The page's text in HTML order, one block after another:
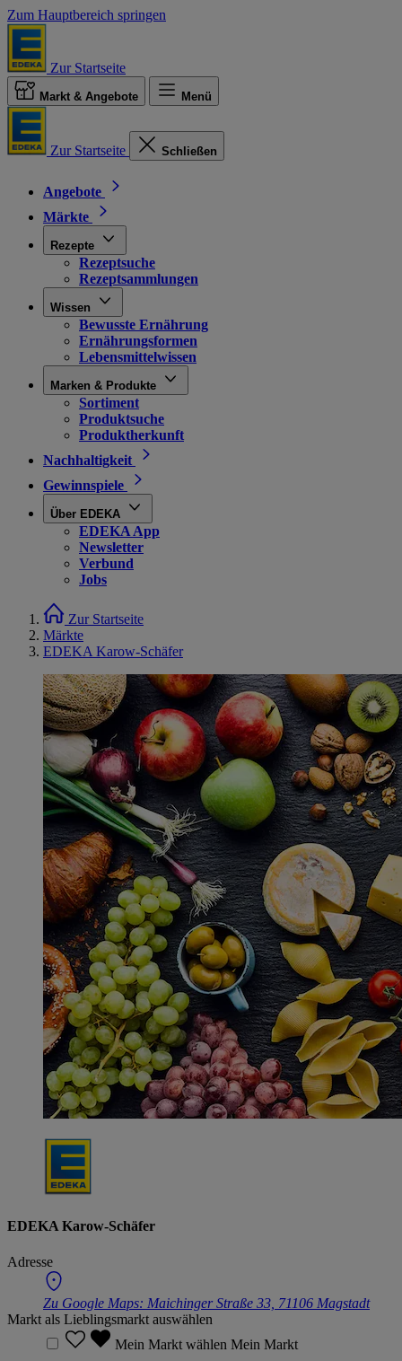
Zum Hauptbereich springen
Zur Startseite
Markt & Angebote Menü
Zur Startseite Schließen
Angebote
Märkte
Rezepte
Rezeptsuche
Rezeptsammlungen
Wissen
Bewusste Ernährung
Ernährungsformen
Lebensmittelwissen
Marken & Produkte
Sortiment
Produktsuche
Produktherkunft
Nachhaltigkeit
Gewinnspiele
Über EDEKA
EDEKA App
Newsletter
Verbund
Jobs
Zur Startseite
Märkte
EDEKA Karow-Schäfer
EDEKA Karow-Schäfer
Adresse
Zu Google Maps: Maichinger Straße 33, 71106 Magstadt
Markt als Lieblingsmarkt auswählen
Mein Markt wählen Mein Markt